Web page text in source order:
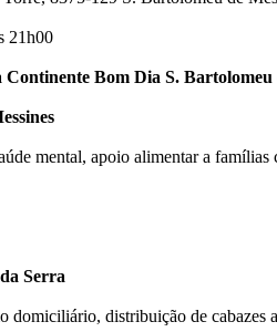
21h00
Bom Dia S. Bartolomeu
mental, apoio alimentar a
Serra
domiciliário, distribuição de cabazes